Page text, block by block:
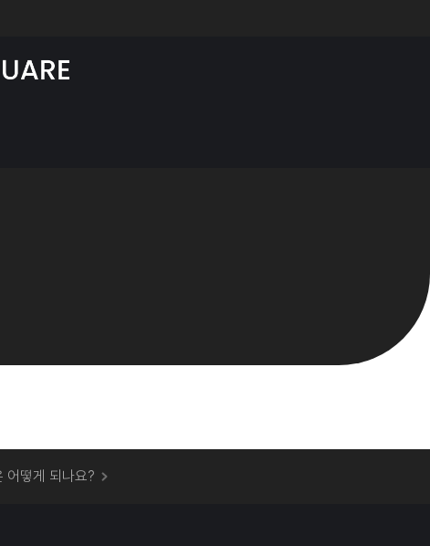
후 오프라인 매장에서 상품을 수령할 수 있나요?
어떻게 되나요?